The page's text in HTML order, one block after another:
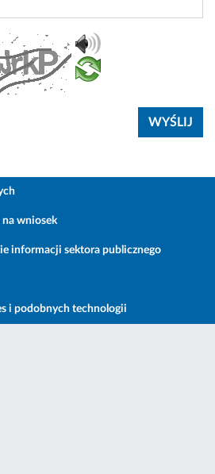
wniosek
informacji sektora publicznego
i podobnych technologii